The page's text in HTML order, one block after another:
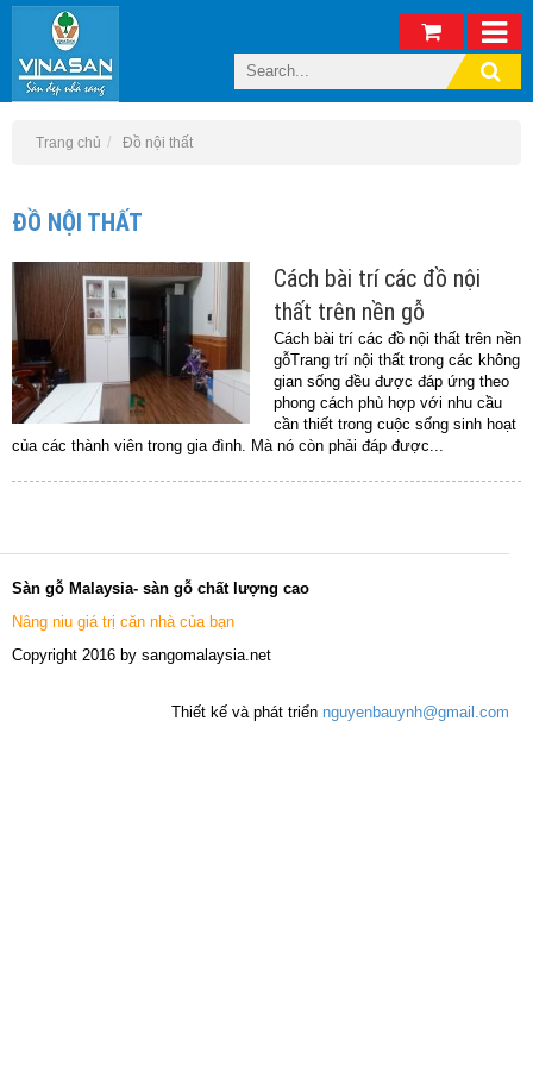
Trang chủ Đồ nội thất
ĐỒ NỘI THẤT
Cách bài trí các đồ nội
thất trên nền gỗ
Cách bài trí các đồ nội thất trên nền
gỗTrang trí nội thất trong các không
gian sống đều được đáp ứng theo
phong cách phù hợp với nhu cầu
cần thiết trong cuộc sống sinh hoạt
của các thành viên trong gia đình. Mà nó còn phải đáp được...
Sàn gỗ Malaysia- sàn gỗ chất lượng cao
Nâng niu giá trị căn nhà của bạn
Copyright 2016 by sangomalaysia.net
Thiết kế và phát triển nguyenbauynh@gmail.com